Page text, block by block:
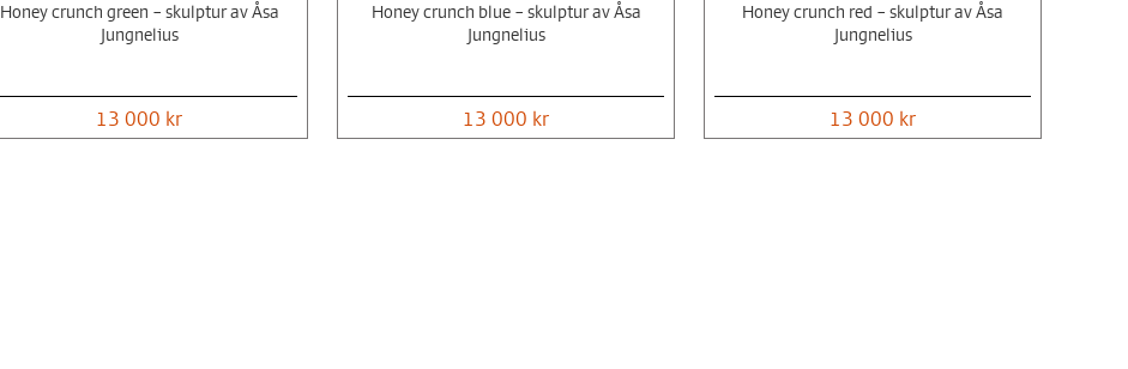
Honey crunch green – skulptur av Åsa
Jungnelius
13 000 kr
Honey crunch blue – skulptur av Åsa
Jungnelius
13 000 kr
Honey crunch red – skulptur av Åsa
Jungnelius
13 000 kr